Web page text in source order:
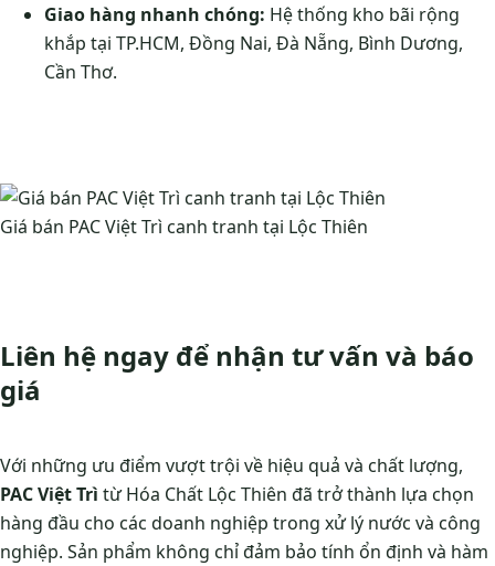
Giao hàng nhanh chóng: Hệ thống kho bãi rộng
khắp tại TP.HCM, Đồng Nai, Đà Nẵng, Bình Dương,
Cần Thơ.
Giá bán PAC Việt Trì canh tranh tại Lộc Thiên
Liên hệ ngay để nhận tư vấn và báo
giá
Với những ưu điểm vượt trội về hiệu quả và chất lượng,
PAC Việt Trì từ Hóa Chất Lộc Thiên đã trở thành lựa chọn
hàng đầu cho các doanh nghiệp trong xử lý nước và công
nghiệp. Sản phẩm không chỉ đảm bảo tính ổn định và hàm